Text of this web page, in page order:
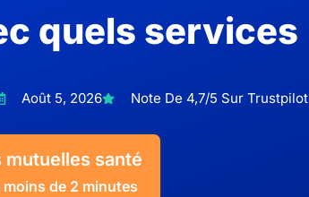
quels services
Août 5, 2026 Note De 4,7/5 Sur Trustpilot
mutuelles santé
de 2 minutes